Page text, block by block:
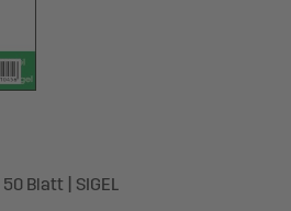
Blatt | SIGEL